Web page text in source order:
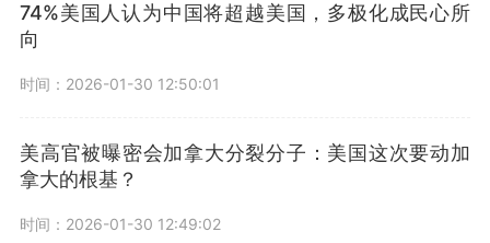
74%美国人认为中国将超越美国，多极化成民心所
向
时间：2026-01-30 12:50:01
美高官被曝密会加拿大分裂分子：美国这次要动加
拿大的根基？
时间：2026-01-30 12:49:02